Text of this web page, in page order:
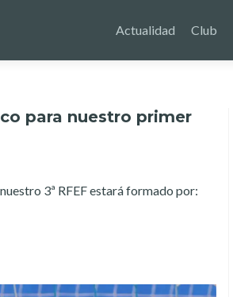
Actualidad Club
para nuestro primer
3ª RFEF estará formado por: